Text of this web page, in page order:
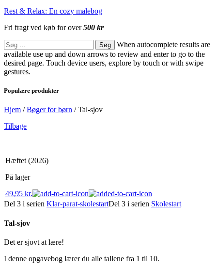
Rest & Relax: En cozy malebog
Fri fragt ved køb for over500 kr
Søg
efter:
When autocomplete results are
available use up and down arrows to review and enter to go to the
desired page. Touch device users, explore by touch or with swipe
gestures.
Populære produkter
Hjem /Bøger for børn /Tal-sjov
Tilbage
Hæftet (2026)
På lager
49,95 kr.
Del 3 i serien Klar-parat-skolestartDel 3 i serien Skolestart
Tal-sjov
Det er sjovt at lære!
I denne opgavebog lærer du alle tallene fra 1 til 10.